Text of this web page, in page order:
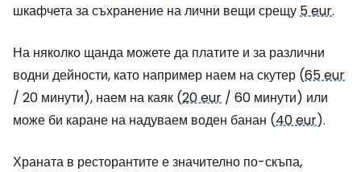
шкафчета за съхранение на лични вещи срещу 5 eur.
На няколко щанда можете да платите и за различни
водни дейности, като например наем на скутер (65 eur
/ 20 минути), наем на каяк (20 eur / 60 минути) или
може би каране на надуваем воден банан (40 eur).
Храната в ресторантите е значително по-скъпа,